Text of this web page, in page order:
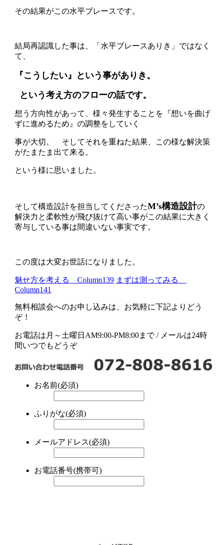
その結果がこの水平ブレースです。
結局再認識した事は、「水平ブレースありき」ではなく
て、
『こうしたい』という事がありき。
という考え方のフローの話です。
想う方向性があって、様々発生することを『想いを曲げ
ずに進めるため』の調整をしていく
事が大切。 そしてそれを重ねた結果、この様な解決策
がたまたま出て来る。
という様に思いました。
そして構造設計を担当してくださったM’s構造設計の
解決力と柔軟性が飛び抜けて高い事がこの結果に大きく
寄与している事は間違いない事実です。
この度は大変お世話になりました。
魅せ方を考える Column139 まずは測ってみる
Column141
無料相談会へのお申し込みは、お気軽に下記よりどう
ぞ！
お電話は月～土曜日AM9:00-PM8:00まで / メールは24時
間いつでもどうぞ
お名前(必須)
ふりがな(必須)
メールアドレス(必須)
お電話番号(携帯可)